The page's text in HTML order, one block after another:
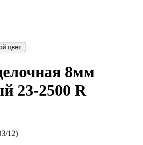
Выбрать другой цвет
8мм
23-2500 R
12)